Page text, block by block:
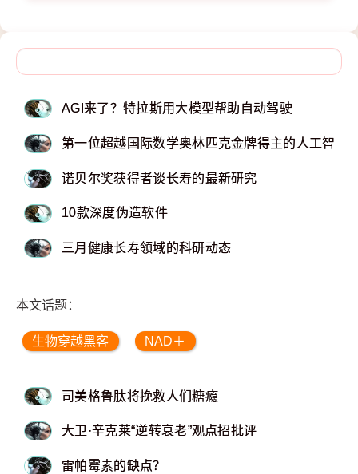
AGI来了？特拉斯用大模型帮助自动驾驶
第一位超越国际数学奥林匹克金牌得主的人工智能
诺贝尔奖获得者谈长寿的最新研究
10款深度伪造软件
三月健康长寿领域的科研动态
本文话题：
生物穿越黑客 NAD＋
司美格鲁肽将挽救人们糖瘾
大卫·辛克莱“逆转衰老”观点招批评
雷帕霉素的缺点？